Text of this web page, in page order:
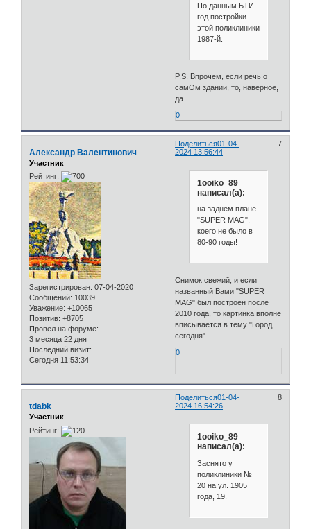
По данным БТИ
год постройки
этой поликлиники
1987-й.
P.S. Впрочем, если речь о
самОм здании, то, наверное,
да...
0
Поделиться 7
01-04-
2024 13:56:44
Александр Валентинович
Участник
Рейтинг:
Зарегистрирован: 07-04-2020
Сообщений: 10039
Уважение: +10065
Позитив: +8705
Провел на форуме:
3 месяца 22 дня
Последний визит:
Сегодня 11:53:34
1ooiko_89
написал(а):
на заднем плане
"SUPER MAG",
коего не было в
80-90 годы!
Снимок свежий, и если
названный Вами "SUPER
MAG" был построен после
2010 года, то картинка вполне
вписывается в тему "Город
сегодня".
0
Поделиться 8
01-04-
2024 16:54:26
tdabk
Участник
Рейтинг:
1ooiko_89
написал(а):
Заснято у
поликлиники №
20 на ул. 1905
года, 19.